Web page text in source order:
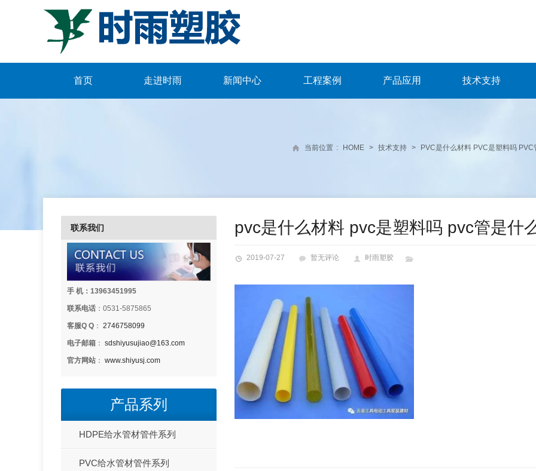
首页 走进时雨 新闻中心 工程案例 产品应用 技术支持
当前位置 : HOME > 技术支持 > PVC是什么材料 PVC是塑料吗
pvc是什么材料 pvc是塑料吗 pvc管是什
2019-07-27 暂无评论 时雨塑胶
联系我们
手 机：13963451995
联系电话 ：0531-5875865
客服Q Q ： 2746758099
电子邮箱 ： sdshiyusujiao@163.com
官方网站 ： www.shiyusj.com
产品系列
HDPE给水管材管件系列
PVC给水管材管件系列